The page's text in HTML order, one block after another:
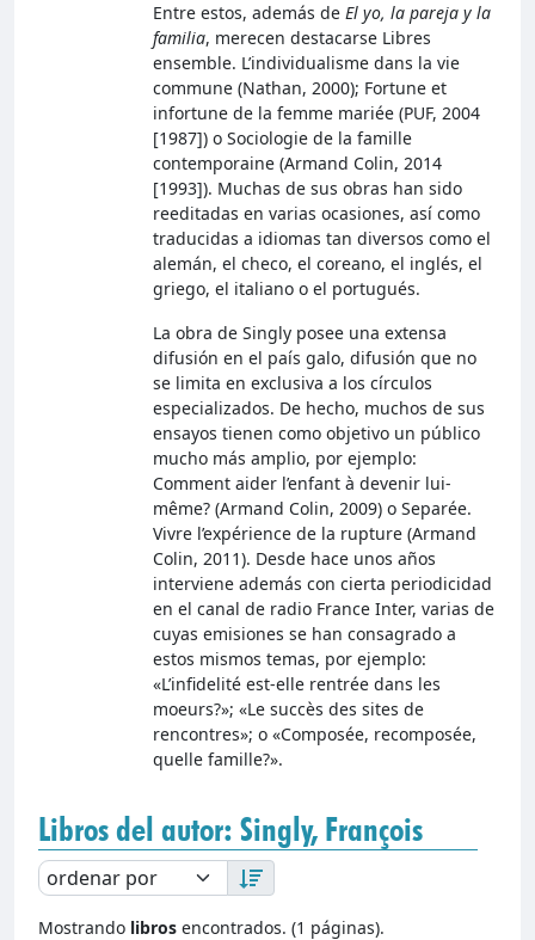
Entre estos, además de El yo, la pareja y la
familia, merecen destacarse Libres
ensemble. L’individualisme dans la vie
commune (Nathan, 2000); Fortune et
infortune de la femme mariée (PUF, 2004
[1987]) o Sociologie de la famille
contemporaine (Armand Colin, 2014
[1993]). Muchas de sus obras han sido
reeditadas en varias ocasiones, así como
traducidas a idiomas tan diversos como el
alemán, el checo, el coreano, el inglés, el
griego, el italiano o el portugués.
La obra de Singly posee una extensa
difusión en el país galo, difusión que no
se limita en exclusiva a los círculos
especializados. De hecho, muchos de sus
ensayos tienen como objetivo un público
mucho más amplio, por ejemplo:
Comment aider l’enfant à devenir lui-
même? (Armand Colin, 2009) o Separée.
Vivre l’expérience de la rupture (Armand
Colin, 2011). Desde hace unos años
interviene además con cierta periodicidad
en el canal de radio France Inter, varias de
cuyas emisiones se han consagrado a
estos mismos temas, por ejemplo:
«L’infidelité est-elle rentrée dans les
moeurs?»; «Le succès des sites de
rencontres»; o «Composée, recomposée,
quelle famille?».
Libros del autor: Singly, François
Mostrando libros encontrados. (1 páginas).